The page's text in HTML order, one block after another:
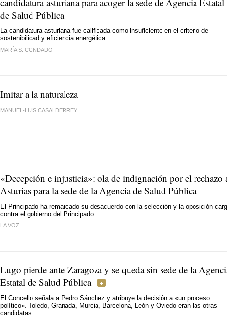
candidatura asturiana para acoger la sede de Agencia Estatal
de Salud Pública
La candidatura asturiana fue calificada como insuficiente en el criterio de
sostenibilidad y eficiencia energética
MARÍA S. CONDADO
Imitar a la naturaleza
MANUEL-LUIS CASALDERREY
«Decepción e injusticia»: ola de indignación por el rechazo
Asturias para la sede de la Agencia de Salud Pública
El Principado ha remarcado su desacuerdo con la selección y la oposición
contra el gobierno del Principado
LA VOZ
Lugo pierde ante Zaragoza y se queda sin sede de la
Estatal de Salud Pública
El Concello señala a Pedro Sánchez y atribuye la decisión a «un proceso
político». Toledo, Granada, Murcia, Barcelona, León y Oviedo eran las otras
candidatas